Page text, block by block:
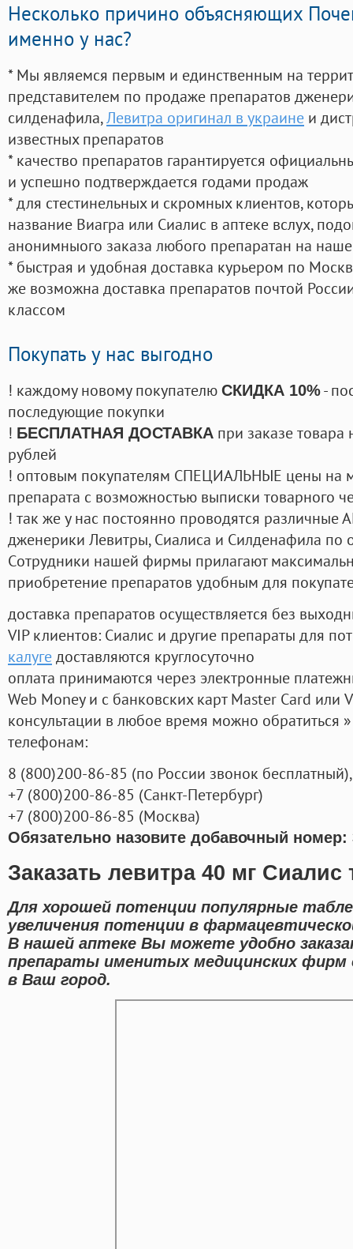
Несколько причино объясняющих
именно у нас?
* Мы являемся первым и единственным на
представителем по продаже препаратов
силденафила,Левитра оригинал в украине и
известных препаратов
* качество препаратов гарантируется
и успешно подтверждается годами продаж
* для стестинельных и скромных клиентов,
название Виагра или Сиалис в аптеке вслух,
анонимныого заказа любого препаратан на
* быстрая и удобная доставка курьером по
же возможна доставка препаратов почтой
классом
Покупать у нас выгодно
! каждому новому покупателю СКИДКА 10%-
последующие покупки
! БЕСПЛАТНАЯ ДОСТАВКА при заказе
рублей
! оптовым покупателям СПЕЦИАЛЬНЫЕ цены на
препарата с возможностью выписки товарного
! так же у нас постоянно проводятся
дженерики Левитры, Сиалиса и Силденафила по
Cотрудники нашей фирмы прилагают
приобретение препаратов удобным для
доставка препаратов осуществляется без
VIP клиентов: Сиалис и другие препараты для
калугедоставляются круглосуточно
оплата принимаются через электронные
Web Money и с банковских карт Master Card или
консультации в любое время можно обратиться
телефонам:
8 (800)200-86-85 (по России звонок бесплатный),
+7 (800)200-86-85 (Санкт-Петербург)
+7 (800)200-86-85 (Москва)
Обязательно назовите добавочный номер:
Заказать левитра 40 мг
Для хорошей потенции популярные
увеличения потенции в
В нашей аптеке Вы можете удобно
препараты именитых медицинских фирм
в Ваш город.